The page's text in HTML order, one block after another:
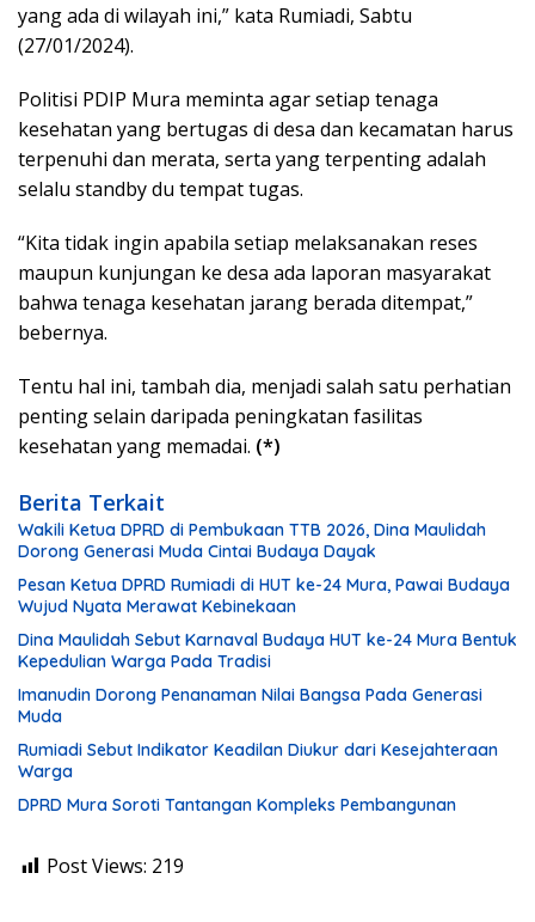
yang ada di wilayah ini,” kata Rumiadi, Sabtu
(27/01/2024).
Politisi PDIP Mura meminta agar setiap tenaga
kesehatan yang bertugas di desa dan kecamatan harus
terpenuhi dan merata, serta yang terpenting adalah
selalu standby du tempat tugas.
“Kita tidak ingin apabila setiap melaksanakan reses
maupun kunjungan ke desa ada laporan masyarakat
bahwa tenaga kesehatan jarang berada ditempat,”
bebernya.
Tentu hal ini, tambah dia, menjadi salah satu perhatian
penting selain daripada peningkatan fasilitas
kesehatan yang memadai. (*)
Berita Terkait
Wakili Ketua DPRD di Pembukaan TTB 2026, Dina Maulidah
Dorong Generasi Muda Cintai Budaya Dayak
Pesan Ketua DPRD Rumiadi di HUT ke-24 Mura, Pawai Budaya
Wujud Nyata Merawat Kebinekaan
Dina Maulidah Sebut Karnaval Budaya HUT ke-24 Mura Bentuk
Kepedulian Warga Pada Tradisi
Imanudin Dorong Penanaman Nilai Bangsa Pada Generasi
Muda
Rumiadi Sebut Indikator Keadilan Diukur dari Kesejahteraan
Warga
DPRD Mura Soroti Tantangan Kompleks Pembangunan
Post Views: 219